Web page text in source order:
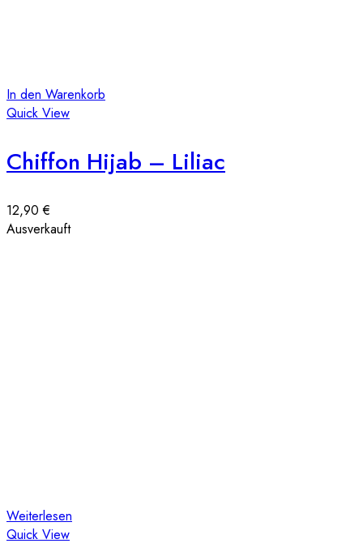
In den Warenkorb
Quick View
Chiffon Hijab – Liliac
12,90€
Ausverkauft
Weiterlesen
Quick View